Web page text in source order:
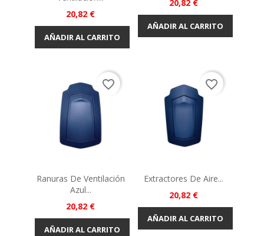
Precio
20,82 €
AÑADIR AL CARRITO
20,82 €
AÑADIR AL CARRITO
Ranuras De Ventilación
Azul...
Precio
20,82 €
AÑADIR AL CARRITO
favorite_border
Extractores De Aire...
Precio
20,82 €
AÑADIR AL CARRITO
favorite_border